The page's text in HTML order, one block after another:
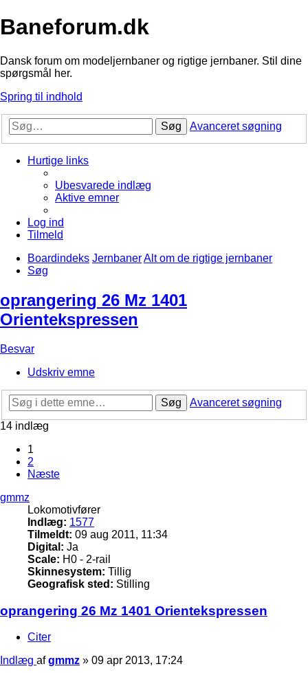
Baneforum.dk
Dansk forum om modeljernbaner og rigtige jernbaner. Stil dine
spørgsmål her.
Spring til indhold
Søg Avanceret søgning
Hurtige links
Ubesvarede indlæg
Aktive emner
Log ind
Tilmeld
Boardindeks JernbanerAlt om de rigtige jernbaner
Søg
oprangering 26 Mz 1401
Orientekspressen
Besvar
Udskriv emne
Søg
Avanceret søgning
14 indlæg
1
2
Næste
gmmz
Lokomotivfører
Indlæg: 1577
Tilmeldt: 09 aug 2011, 11:34
Digital: Ja
Scale: H0 - 2-rail
Skinnesystem: Tillig
Geografisk sted: Stilling
oprangering 26 Mz 1401 Orientekspressen
Citer
Indlæg afgmmz » 09 apr 2013, 17:24